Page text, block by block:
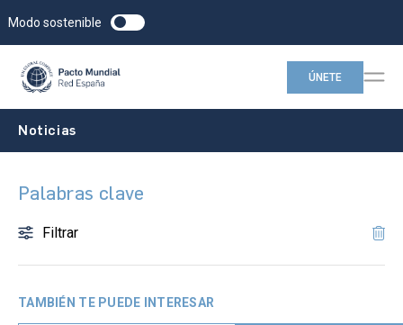
Modo sostenible
ÚNETE
Noticias
Palabras clave
Filtrar
TAMBIÉN TE PUEDE INTERESAR